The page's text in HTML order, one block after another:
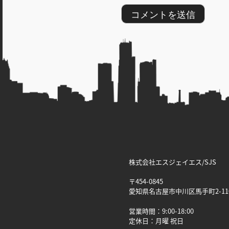
株式会社エスジェイエス/SJS
〒454-0845
愛知県名古屋市中川区馬手町2-
営業時間：9:00-18:00
定休日：月曜 祝日